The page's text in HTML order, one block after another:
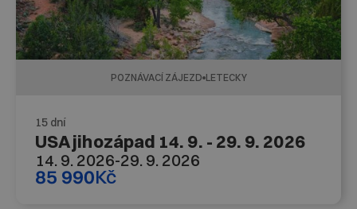
POZNÁVACÍ ZÁJEZD LETECKY
15 dní
USA jihozápad 14. 9. - 29. 9. 2026
14. 9. 2026-29. 9. 2026
85 990Kč